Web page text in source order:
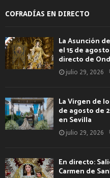
COFRADÍAS EN DIRECTO
La Asunción
el 15 de
directo de
julio 29, 2026
La Virgen de
de agosto de
en Sevilla
julio 29, 2026
En directo:
Carmen de